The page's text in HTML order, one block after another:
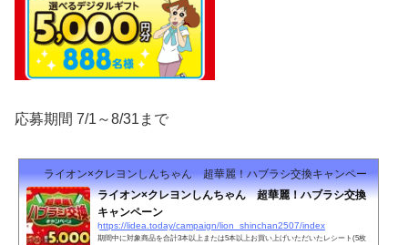
応募期間 7/1～8/31まで
ライオン×クレヨンしんちゃん 超華麗！ハブラシ交換キャンペーン
ライオン×クレヨンしんちゃん 超華麗！ハブラシ交換
キャンペーン
https://lidea.today/campaign/lion_shinchan2507/index
期間中に対象商品を合計3本以上または5本以上お買い上げいただいたレシート(5枚